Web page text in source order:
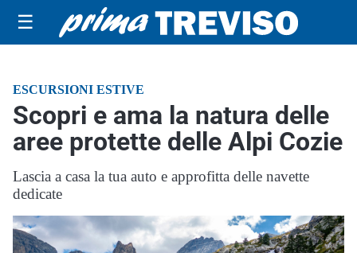
☰
ESCURSIONI ESTIVE
Scopri e ama la natura delle
aree protette delle Alpi Cozie
Lascia a casa la tua auto e approfitta delle navette
dedicate